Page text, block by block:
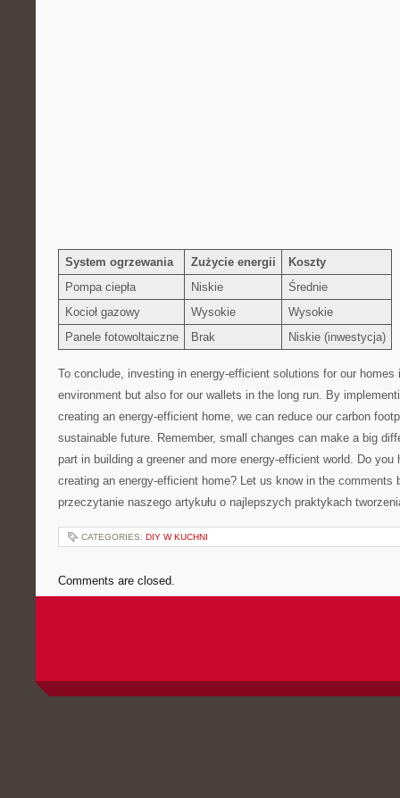
System ogrzewania Zużycie⁤ energii
Koszty
Pompa ciepła
Niskie
Średnie
Kocioł ⁤gazowy
Wysokie
Wysokie
Panele fotowoltaiczne
Brak Niskie (inwestycja)
To conclude, investing ‍in energy-efficient ‍solutions for our
environment but also for our wallets⁢ in the long‍ run. By
creating an energy-efficient home,‌ we can​ reduce our carbon⁢
sustainable⁣ future. Remember, small changes can make a big
part in⁣ building a greener and more energy-efficient⁢ world. Do
creating an energy-efficient home? Let⁣ us know⁤ in ⁤the ⁤comments
przeczytanie naszego ⁢artykułu o najlepszych praktykach‌
CATEGORIES: DIY W KUCHNI
Comments are closed.